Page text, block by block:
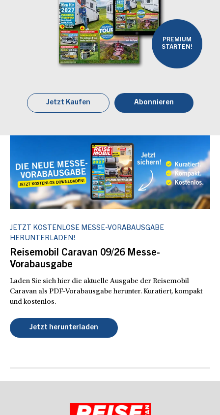
PREMIUM
STARTEN!
Jetzt Kaufen Abonnieren
JETZT KOSTENLOSE MESSE-VORABAUSGABE
HERUNTERLADEN!
Reisemobil Caravan 09/26 Messe-
Vorabausgabe
Laden Sie sich hier die aktuelle Ausgabe der Reisemobil
Caravan als PDF-Vorabausgabe herunter. Kuratiert, kompakt
und kostenlos.
Jetzt herunterladen